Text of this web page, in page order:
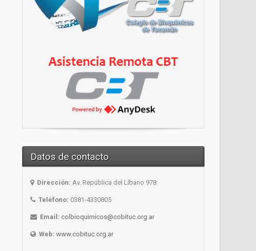
Datos de contacto
Dirección: Av. República del Líbano 978
Teléfono: 0381-4330805
Email: colbioquimicos@cobituc.org.ar
Web: www.cobituc.org.ar